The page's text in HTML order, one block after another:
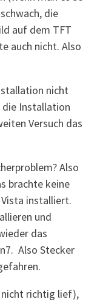
die
auf dem TFT
auch nicht. Also
nicht
die Installation
Versuch das
Also
brachte keine
installiert.
und
das
Also Stecker
nicht richtig lief),